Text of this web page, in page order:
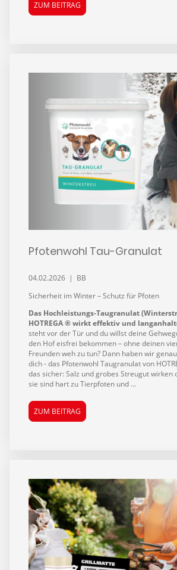
ZUM BEITRAG
Pfotenwohl Tau-Granulat
04.02.2026 | BB
Sicherheit im Winter – Schutz für Pfoten
Das Hochleistungs-Taugranulat
HOTREGA®wirkt effektiv und
steht vor der Tür und du willst deine
den Hof eisfrei bekommen – ohne deinen
Freunden weh zu tun? Dann haben wir
dich - das Pfotenwohl Taugranulat von
das sicher: Salz und grobes Streugut wirken
sie sind hart zu Tierpfoten und ...
ZUM BEITRAG